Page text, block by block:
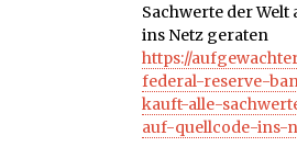
Sachwerte der Welt
ins Netz geraten
https://
federal-reserve-
kauft-alle-
auf-quellcode-ins-